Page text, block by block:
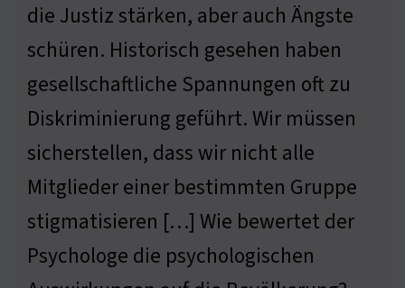
die Justiz stärken, aber auch Ängste
schüren. Historisch gesehen haben
gesellschaftliche Spannungen oft zu
Diskriminierung geführt. Wir müssen
sicherstellen, dass wir nicht alle
Mitglieder einer bestimmten Gruppe
stigmatisieren […] Wie bewertet der
Psychologe die psychologischen